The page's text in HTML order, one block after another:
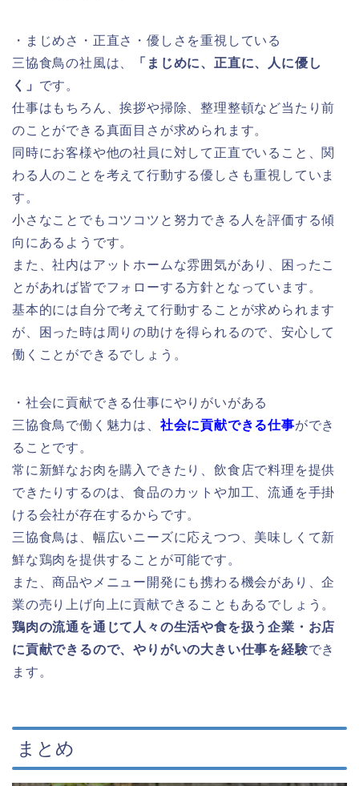
・まじめさ・正直さ・優しさを重視している
三協食鳥の社風は、
「まじめに、正直に、人に優し
く」 です。
仕事はもちろん、挨拶や掃除、整理整頓など当たり前
のことができる真面目さが求められます。
同時にお客様や他の社員に対して正直でいること、関
わる人のことを考えて行動する優しさも重視していま
す。
小さなことでもコツコツと努力できる人を評価する傾
向にあるようです。
また、社内はアットホームな雰囲気があり、困ったこ
とがあれば皆でフォローする方針となっています。
基本的には自分で考えて行動することが求められます
が、困った時は周りの助けを得られるので、安心して
働くことができるでしょう。
・社会に貢献できる仕事にやりがいがある
三協食鳥で働く魅力は、 社会に貢献できる仕事ができ
ることです。
常に新鮮なお肉を購入できたり、飲食店で料理を提供
できたりするのは、食品のカットや加工、流通を手掛
ける会社が存在するからです。
三協食鳥は、幅広いニーズに応えつつ、美味しくて新
鮮な鶏肉を提供することが可能です。
また、商品やメニュー開発にも携わる機会があり、企
業の売り上げ向上に貢献できることもあるでしょう。
鶏肉の流通を通じて人々の生活や食を扱う企業・お店
に貢献できるので、やりがいの大きい仕事を経験でき
ます。
まとめ